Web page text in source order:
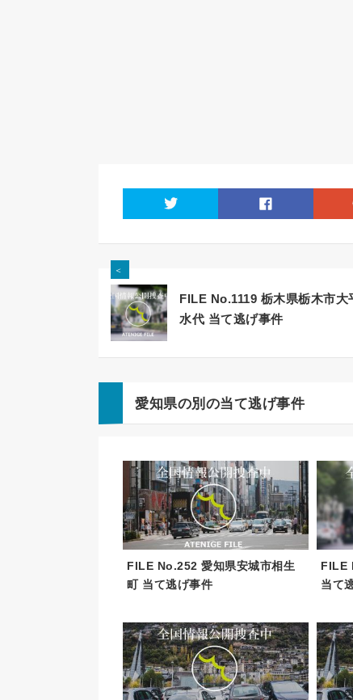
twitter
＜
FILE No.1119 栃木県栃木市大
水代 当て逃げ事件
愛知県の別の当て逃げ事件
FILE No.252 愛知県安城市相生
町 当て逃げ事件
FILE
当て